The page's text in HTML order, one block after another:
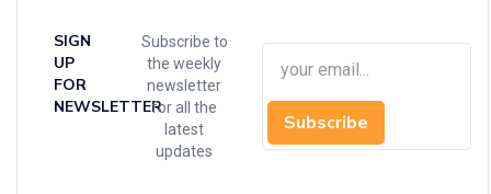
SIGN
UP
FOR
NEWSLETTER
Subscribe to
the weekly
newsletter
for all the
latest
updates
Subscribe